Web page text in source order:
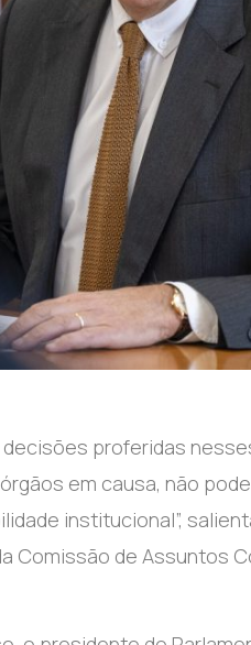
proferidas
em causa, não
institucional”,
Comissão de Assuntos